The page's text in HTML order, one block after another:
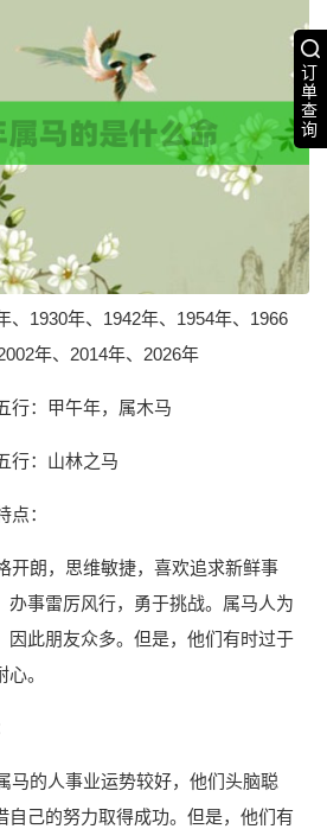
订
单
查
询
、1930年、1942年、1954年、1966
年、2014年、2026年
行：甲午年，属木马
行：山林之马
点：
开朗，思维敏捷，喜欢追求新鲜事
办事雷厉风行，勇于挑战。属马人为
因此朋友众多。但是，他们有时过于
。
马的人事业运势较好，他们头脑聪
自己的努力取得成功。但是，他们有